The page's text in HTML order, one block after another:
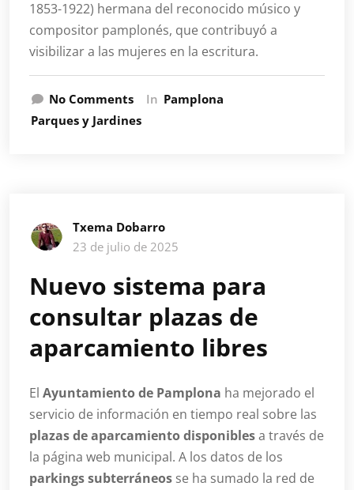
1853-1922) hermana del reconocido músico y
compositor pamplonés, que contribuyó a
visibilizar a las mujeres en la escritura.
No Comments In Pamplona
Parques y Jardines
Txema Dobarro
23 de julio de 2025
Nuevo sistema para
consultar plazas de
aparcamiento libres
El Ayuntamiento de Pamplona ha mejorado el
servicio de información en tiempo real sobre las
plazas de aparcamiento disponiblesa través de
la página web municipal. A los datos de los
parkings subterráneos se ha sumado la red de